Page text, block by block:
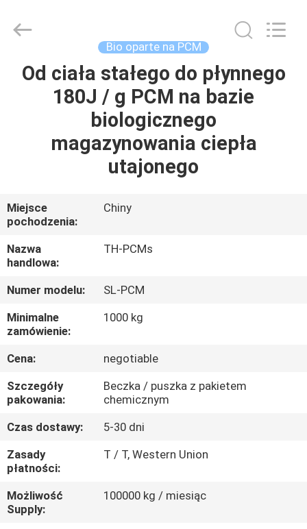
DOM
PRODUKTY
WYCIECZKA
PO
FABRYCE
KONTROLA
JAKOŚCI
SKONTAKTUJ
SIĘ
Z
NAMI
AKTUALNOŚCI
energy
Technology
Reserved.
Bio oparte na PCM
Od ciała stałego do płynnego
180J / g PCM na bazie
biologicznego
magazynowania ciepła
utajonego
Miejsce
pochodzenia:
Chiny
Nazwa
handlowa:
TH-PCMs
Numer modelu:
SL-PCM
Minimalne
zamówienie:
1000 kg
Cena:
negotiable
Szczegóły
pakowania:
Beczka / puszka z pakietem
chemicznym
Czas dostawy:
5-30 dni
Zasady
płatności:
T / T, Western Union
Możliwość
Supply:
100000 kg / miesiąc